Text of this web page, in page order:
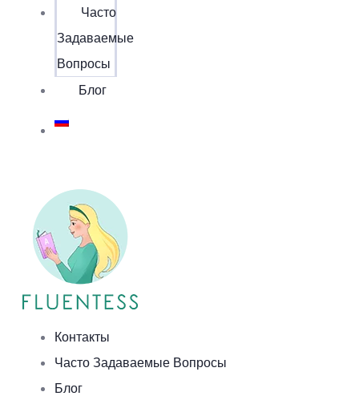
Часто
Задаваемые
Вопросы
Блог
Контакты
Часто Задаваемые Вопросы
Блог